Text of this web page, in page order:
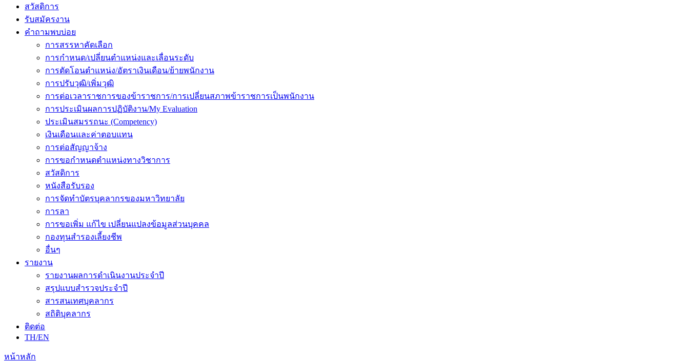
สวัสดิการ
รับสมัครงาน
คำถามพบบ่อย
การสรรหาคัดเลือก
การกำหนด/เปลี่ยนตำแหน่งและเลื่อนระดับ
การตัดโอนตำแหน่ง/อัตราเงินเดือน/ย้ายพนักงาน
การปรับวุฒิ/เพิ่มวุฒิ
การต่อเวลาราชการของข้าราชการ/การเปลี่ยนสภาพข้าราชการเป็นพนักงาน
การประเมินผลการปฏิบัติงาน/My Evaluation
ประเมินสมรรถนะ (Competency)
เงินเดือนและค่าตอบแทน
การต่อสัญญาจ้าง
การขอกำหนดตำแหน่งทางวิชาการ
สวัสดิการ
หนังสือรับรอง
การจัดทำบัตรบุคลากรของมหาวิทยาลัย
การลา
การขอเพิ่ม แก้ไข เปลี่ยนแปลงข้อมูลส่วนบุคคล
กองทุนสำรองเลี้ยงชีพ
อื่นๆ
รายงาน
รายงานผลการดำเนินงานประจำปี
สรุปแบบสำรวจประจำปี
สารสนเทศบุคลากร
สถิติบุคลากร
ติดต่อ
TH/EN
หน้าหลัก